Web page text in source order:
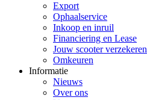
Export
Ophaalservice
Inkoop en inruil
Financiering en Lease
Jouw scooter verzekeren
Omkeuren
Informatie
Nieuws
Over ons